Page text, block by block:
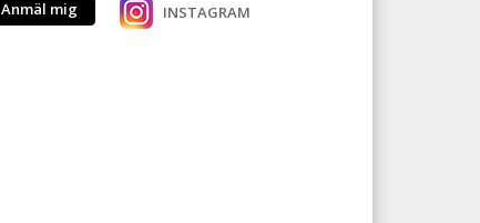
INSTAGRAM
Anmäl mig